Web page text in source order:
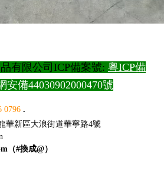
有限公司ICP備案號: 粵ICP備
安備44030902000470號
0796 .
華新區大浪街道華寧路4號
（#換成@）